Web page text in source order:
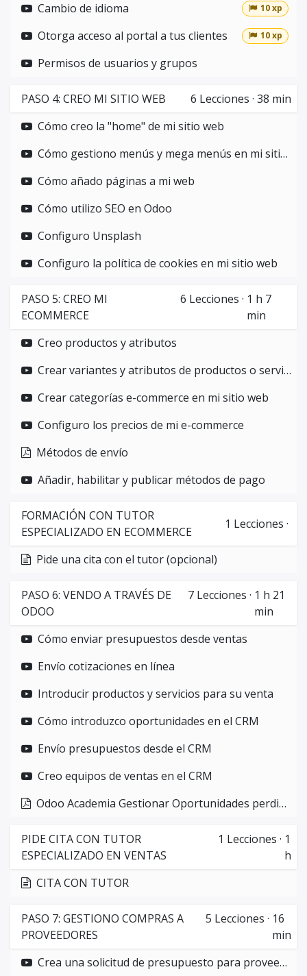
Cambio de idioma 10 xp
Otorga acceso al portal a tus clientes 10 xp
Permisos de usuarios y grupos
PASO 4: CREO MI SITIO WEB 6 Lecciones · 38 min
Cómo creo la "home" de mi sitio web
Cómo gestiono menús y mega menús en mi sitio web
Cómo añado páginas a mi web
Cómo utilizo SEO en Odoo
Configuro Unsplash
Configuro la política de cookies en mi sitio web
PASO 5: CREO MI
ECOMMERCE
6 Lecciones · 1 h 7
min
Creo productos y atributos
Crear variantes y atributos de productos o servicios
Crear categorías e-commerce en mi sitio web
Configuro los precios de mi e-commerce
Métodos de envío
Añadir, habilitar y publicar métodos de pago
FORMACIÓN CON TUTOR
ESPECIALIZADO EN ECOMMERCE
1 Lecciones ·
Pide una cita con el tutor (opcional)
PASO 6: VENDO A TRAVÉS DE
ODOO
7 Lecciones · 1 h 21
min
Cómo enviar presupuestos desde ventas
Envío cotizaciones en línea
Introducir productos y servicios para su venta
Cómo introduzco oportunidades en el CRM
Envío presupuestos desde el CRM
Creo equipos de ventas en el CRM
Odoo Academia Gestionar Oportunidades perdidas
PIDE CITA CON TUTOR
ESPECIALIZADO EN VENTAS
1 Lecciones · 1
h
CITA CON TUTOR
PASO 7: GESTIONO COMPRAS A
PROVEEDORES
5 Lecciones · 16
min
Crea una solicitud de presupuesto para proveedores